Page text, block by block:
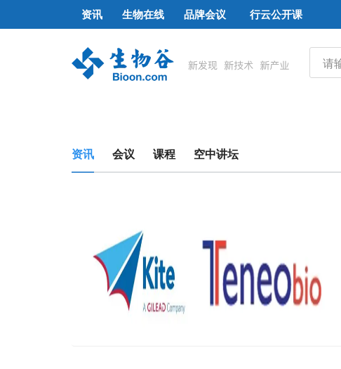
资讯 生物在线 品牌会议 行云公开课
资讯 会议 课程 空中讲坛